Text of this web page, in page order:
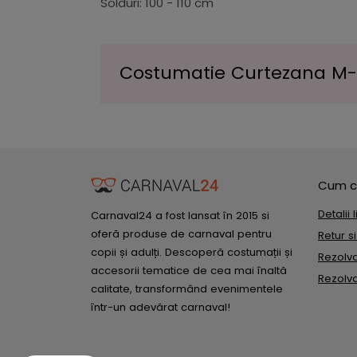
Costumatie Curtezana
Carnaval24 a fost lansat în 2015 si
oferă produse de carnaval pentru
copii și adulți. Descoperă costumații și
accesorii tematice de cea mai înaltă
calitate, transformând evenimentele
într-un adevărat carnaval!
Cum
Detalii
Retur